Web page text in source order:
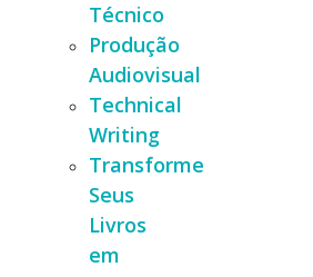
Técnico
Produção
Audiovisual
Technical
Writing
Transforme
Seus
Livros
em